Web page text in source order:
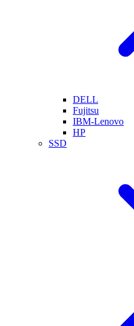
DELL
Fujitsu
IBM-Lenovo
HP
SSD